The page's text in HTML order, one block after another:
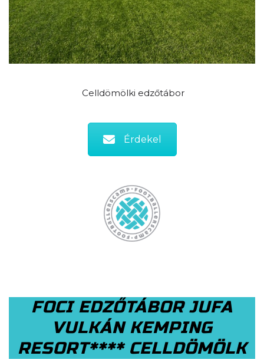
Celldömölki edzőtábor
Érdekel
FOCI EDZŐTÁBOR JUFA
VULKÁN KEMPING
RESORT**** CELLDÖMÖLK